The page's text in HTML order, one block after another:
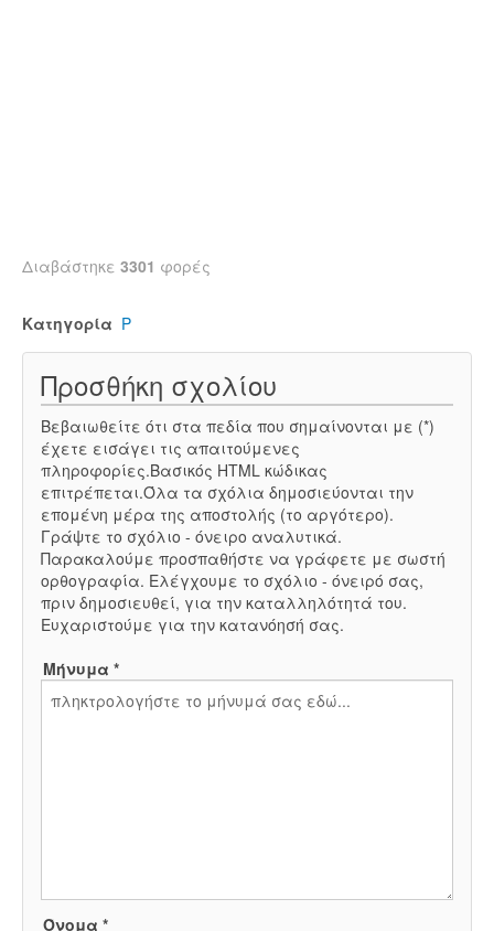
Διαβάστηκε 3301 φορές
Κατηγορία Ρ
Προσθήκη σχολίου
Βεβαιωθείτε ότι στα πεδία που σημαίνονται με (*)
έχετε εισάγει τις απαιτούμενες
πληροφορίες.Βασικός HTML κώδικας
επιτρέπεται.Όλα τα σχόλια δημοσιεύονται την
επομένη μέρα της αποστολής (το αργότερο).
Γράψτε το σχόλιο - όνειρο αναλυτικά.
Παρακαλούμε προσπαθήστε να γράφετε με σωστή
ορθογραφία. Ελέγχουμε το σχόλιο - όνειρό σας,
πριν δημοσιευθεί, για την καταλληλότητά του.
Ευχαριστούμε για την κατανόησή σας.
Μήνυμα *
Όνομα *